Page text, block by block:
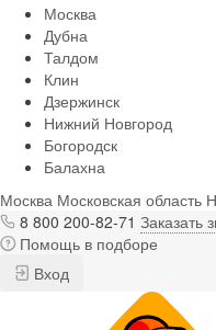
Москва
Дубна
Талдом
Клин
Дзержинск
Нижний Новгород
Богородск
Балахна
Москва Московская область
8 800 200-82-71 Заказать
Помощь в подборе
Вход